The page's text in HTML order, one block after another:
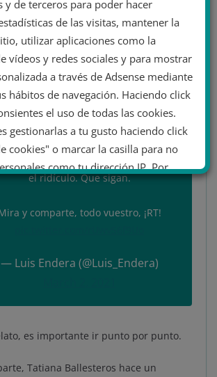
del vídeo
15 minutos he tardado en hacer un
que desmonta (más bien se ríe)
que ha hecho Tatiana Ballesteros
plagado de obviedades y falacias.
fascistas… no se cansan de hacer
el ridículo. Que sigan.
y comparte, todo vuestro, ¡RT!
— Luis Endera (@Luis_Endera)
es importante ir punto por punto.
Tatiana Ballesteros hace un
y de terceros para poder hacer
de las visitas, mantener la
utilizar aplicaciones como la
vídeos y redes sociales y para mostrar
a través de Adsense mediante
hábitos de navegación. Haciendo click
el uso de todas las cookies.
gestionarlas a tu gusto haciendo click
cookies" o marcar la casilla para no
como tu dirección IP. Por
nuestra Política de cookies.
Aceptar cookies